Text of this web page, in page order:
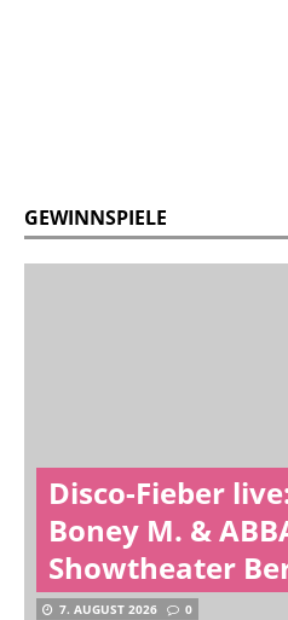
GEWINNSPIELE
Disco-Fieber
Boney M. &
Showtheater
7. AUGUST 2026 0